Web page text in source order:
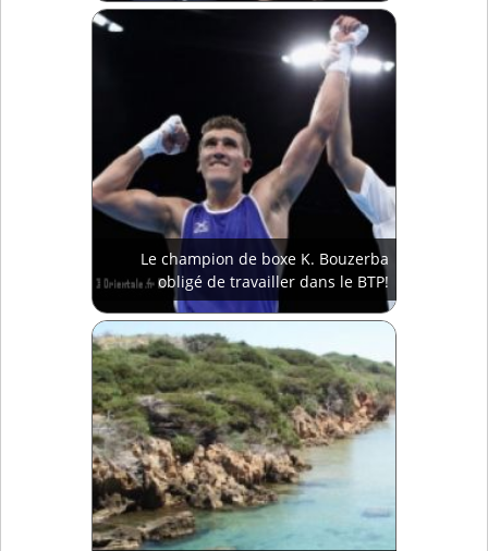
Le champion de boxe K. Bouzerba
obligé de travailler dans le BTP!